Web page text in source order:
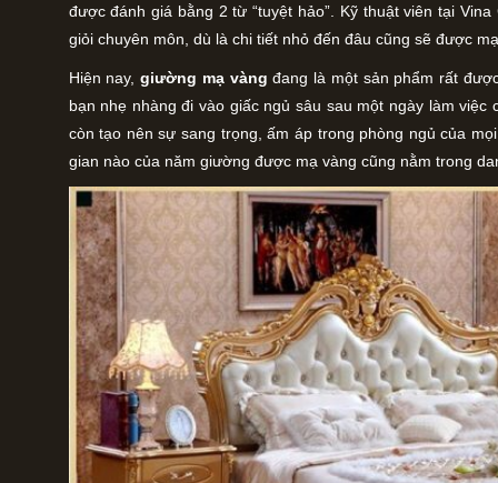
được đánh giá bằng 2 từ “tuyệt hảo”. Kỹ thuật viên tại
giỏi chuyên môn, dù là chi tiết nhỏ đến đâu cũng sẽ được
Hiện nay,giường mạ vàngđang là một sản phẩm rất
bạn nhẹ nhàng đi vào giấc ngủ sâu sau một ngày làm việc
còn tạo nên sự sang trọng, ấm áp trong phòng ngủ của
gian nào của năm giường được mạ vàng cũng nằm trong